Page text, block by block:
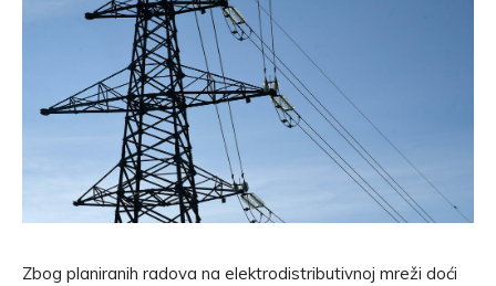
Zbog planiranih radova na elektrodistributivnoj mreži doći